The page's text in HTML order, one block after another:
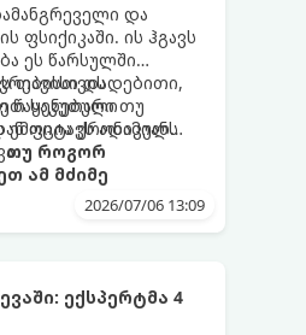
და
ფსიქიკაში. ის ჰგავს
ეს წარსულში
წაყენებული
ფიტავს ადამიანს
თავისი დადებითი,
საკუთარი თუ
ემოცია ქრონიკულ
თუ როგორ
ამ მძიმე
2026/07/06 13:09
ექსპერტმა 4